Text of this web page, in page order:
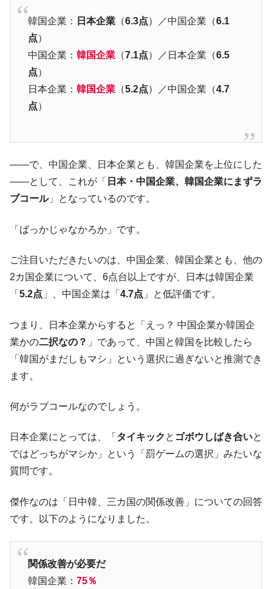
『Money1』 韓国で猛暑。南東部では干ばつ
『Money1』
「KDDX」1番艦、2032年竣工と公示
『Money1』
に韓国がいっちょがみしたのでは。
『Money1』
く空港に詰めかけ「出て行け！」「極右勢力」のプラカー
ドを掲げる「在韓反米勢力」
『Money1』
韓国政府「2035年までに18.4GW規模のAIデ
『Money1』
JPモルガン「韓国レバレッジETFの清算は
『Money1』
韓国『国民年金公団』株価暴落で200兆蒸
発。
『Money1』
韓国政府「ニセＫ-ブランドを通報しようキ
韓国「橋が落ちました」⇒ 耐久性「なさす
ぎ」では。
『Money1』
韓国鉄鋼最大手『POSCO』ズブズブ沈む。
営業利益80.2％も減少
Fact1
日本の誇る海洋資源調査船『白嶺』は先進技術の
塊！
Fact1
夏の甲子園、優勝校を最も多く輩出している都道
Fact1
Fact1
全て勝つといくら？ 競馬GI競走で勝利騎手がもら
える賞金とは？
Fact1 平成仮面ライダーの意外すぎるモチーフとは？
Fact1
発表から2日で大崩壊、鳴かず飛ばずに終わりそう
なスーパーリーグとは？
韓国企業： 日本企業（6.3点）／中国企業（6.1
点）
中国企業： 韓国企業（7.1点）／日本企業（6.5
点）
日本企業： 韓国企業（5.2点）／中国企業（4.7
点）
――で、中国企業、日本企業とも、韓国企業を上位にした
――として、これが「 日本・中国企業、韓国企業にまずラ
ブコール」となっているのです。
「ばっかじゃなかろか」です。
ご注目いただきたいのは、中国企業、韓国企業とも、他の
2カ国企業について、6点台以上ですが、日本は韓国企業
「 5.2点 」、中国企業は「 4.7点 」と低評価です。
つまり、日本企業からすると「えっ？ 中国企業か韓国企
業かの二択なの？ 」であって、中国と韓国を比較したら
「韓国がまだしもマシ」という選択に過ぎないと推測でき
ます。
何がラブコールなのでしょう。
日本企業にとっては、「 タイキック と ゴボウしばき合いと
ではどっちがマシか」という「罰ゲームの選択」みたいな
質問です。
傑作なのは「日中韓、三カ国の関係改善」についての回答
です。以下のようになりました。
関係改善が必要だ
韓国企業： 75％